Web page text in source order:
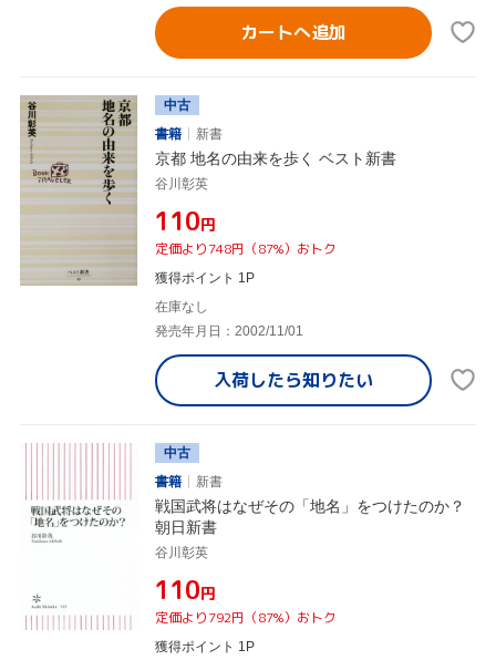
カートへ追加
中古
書籍
新書
京都 地名の由来を歩く ベスト新書
谷川彰英
¥110円
定価より748円（87%）おトク
獲得ポイント 1P
在庫なし
発売年月日：2002/11/01
入荷したら知りたい
中古
書籍
新書
戦国武将はなぜその「地名」をつけたのか？
朝日新書
谷川彰英
¥110円
定価より792円（87%）おトク
獲得ポイント 1P